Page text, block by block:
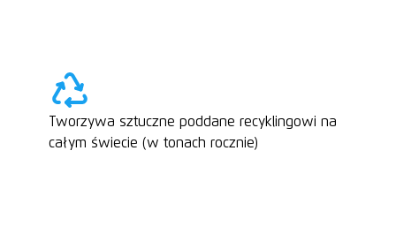
Tworzywa sztuczne poddane recyklingowi na
całym świecie (w tonach rocznie)